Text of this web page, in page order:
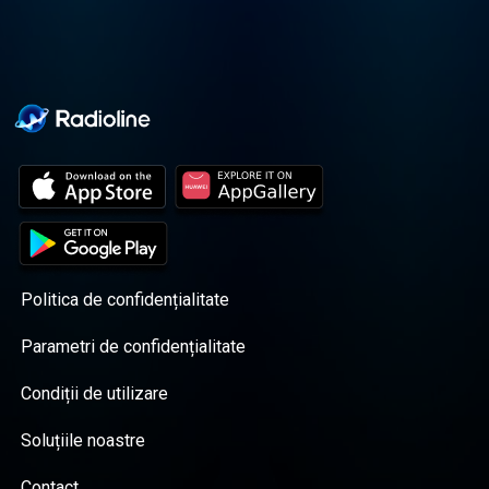
Politica de confidențialitate
Parametri de confidențialitate
Condiții de utilizare
Soluțiile noastre